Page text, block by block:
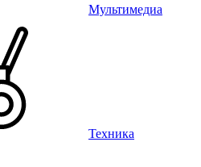
Мультимедиа
Техника